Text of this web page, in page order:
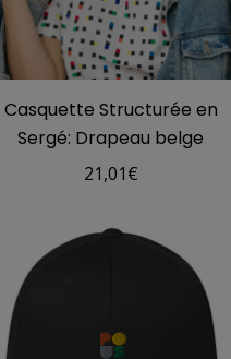
Casquette Structurée en
Sergé: Drapeau belge
21,01€